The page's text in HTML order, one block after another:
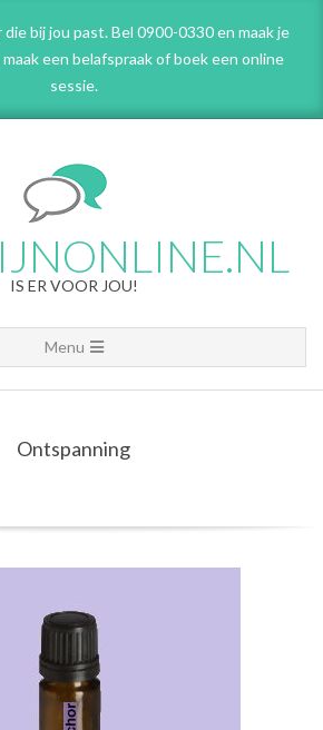
bij jou past. Bel 0900-0330 en maak je
een belafspraakof boek een online
sessie.
IS ER VOOR JOU!
Menu
Ontspanning